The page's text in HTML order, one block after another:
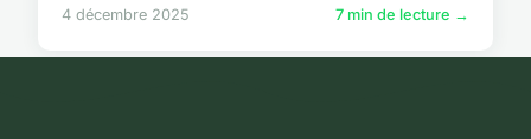
4 décembre 2025 7 min de lecture →